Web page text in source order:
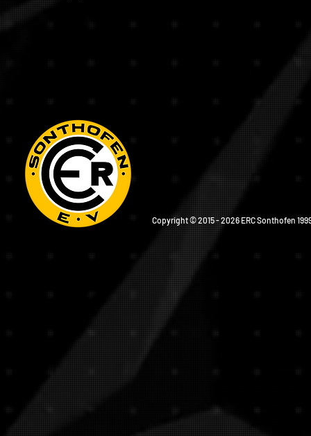
Copyright © 2015 - 2026 ERC Sonthofen